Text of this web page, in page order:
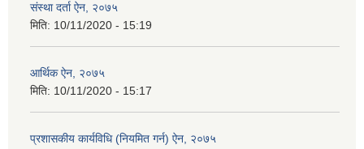
संस्था दर्ता ऐन, २०७५
मिति: 10/11/2020 - 15:19
आर्थिक ऐन, २०७५
मिति: 10/11/2020 - 15:17
प्रशासकीय कार्यविधि (नियमित गर्न) ऐन, २०७५